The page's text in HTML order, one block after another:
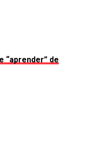
“aprender” de